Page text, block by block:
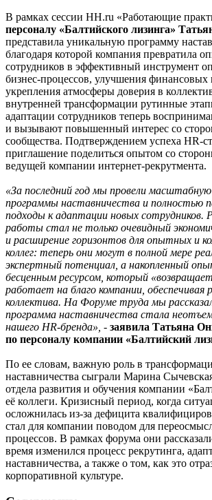
В рамках сессии HH.ru «Работающие
персоналу «Балтийского лизинга»
представила уникальную программу
благодаря которой компания превратила
сотрудников в эффективный инструмент
бизнес-процессов, улучшения финансовых
укрепления атмосферы доверия в
внутренней трансформации рутинные
адаптации сотрудников теперь
и вызывают повышенный интерес со
сообщества. Подтверждением успеха HR-
приглашение поделиться опытом со
ведущей компании интернет-рекрутмента.
«За последний год мы провели
программы наставничества и полностью
подходы к адаптации новых сотрудников.
работы стал не только очевидный
и расширение горизонтов для опытных и
коллег: теперь они могут в полной мере
экспертный потенциал, а накопленный
бесценным ресурсом, который
работает на благо компании, обеспечивая
коллектива. На Форуме труда мы
программа наставничества стала
нашего HR-бренда», - заявила Татьяна
по персоналу компании «Балтийский
По ее словам, важную роль в
наставничества сыграли Марина
отдела развития и обучения компании
её коллеги. Кризисный период, когда
осложнилась из-за дефицита
стал для компании поводом для
процессов. В рамках форума они
время изменился процесс рекрутинга,
наставничества, а также о том, как это
корпоративной культуре.